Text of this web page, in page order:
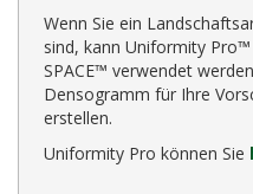
Wenn Sie ein
sind, kann Uniformity
SPACE™ verwendet
Densogramm für Ihre
erstellen.
Uniformity Pro können Sie